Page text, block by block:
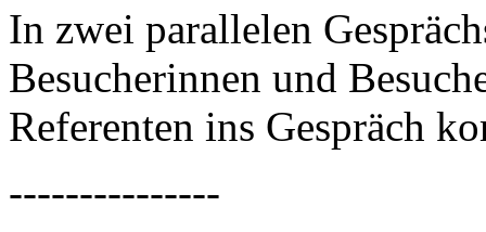
In zwei parallelen
Besucherinnen und
Referenten ins Gespräch
---------------